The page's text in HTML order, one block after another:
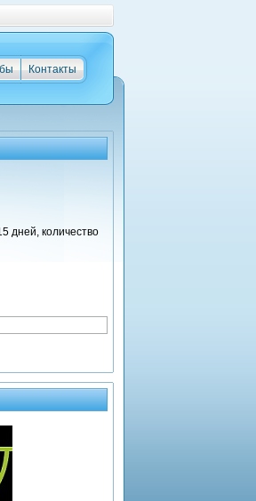
Контакты
дней, количество